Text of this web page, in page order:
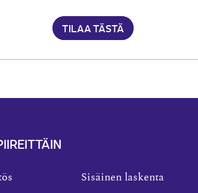
TILAA TÄSTÄ
Sisäinen laskenta